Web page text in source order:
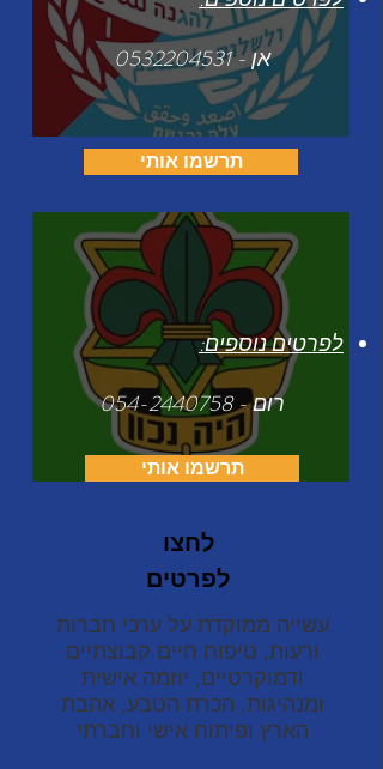
אן -0532204531
תרשמו אותי
לפרטים נוספים:
רום -054-2440758
לרישום ולתשלום
לרישום ולתשלום
תרשמו אותי
לחצו
לפרטים
עשייה ממוקדת על ערכי חברות
ורעות, טיפוח חיים קבוצתיים
ודמוקרטיים, יוזמה אישית
ומנהיגות, הכרת הטבע, אהבת
הארץ ופיתוח אישי וחברתי